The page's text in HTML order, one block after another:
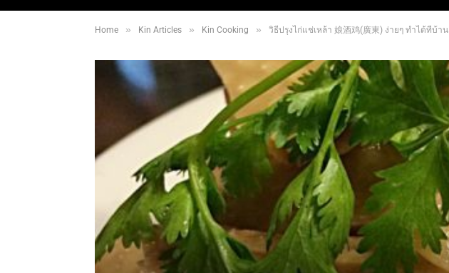
Home » Kin Articles » Kin Cooking » วิธีปรุงไก่แช่เหล้า 娘酒鸡(廣東) ง่ายๆ ทำได้ที่บ้าน